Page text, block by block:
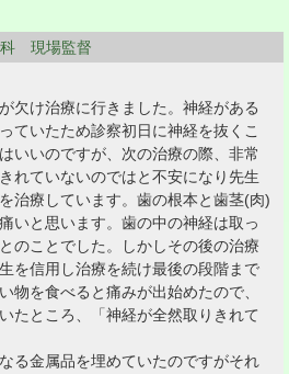
現場監督
欠け治療に行きました。神経がある
ていたため診察初日に神経を抜くこ
いいのですが、次の治療の際、非常
れていないのではと不安になり先生
治療しています。歯の根本と歯茎(肉)
いと思います。歯の中の神経は取っ
のことでした。しかしその後の治療
を信用し治療を続け最後の段階まで
物を食べると痛みが出始めたので、
たところ、「神経が全然取りきれて
る金属品を埋めていたのですがそれ